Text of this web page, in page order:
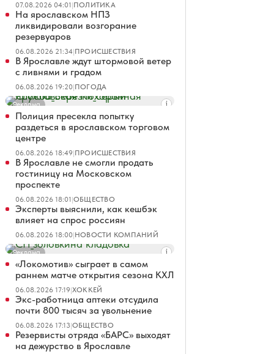
07.08.2026 04:01|ПОЛИТИКА
На ярославском НПЗ
ликвидировали возгорание
резервуаров
06.08.2026 21:34|ПРОИСШЕСТВИЯ
В Ярославле ждут штормовой ветер
с ливнями и градом
06.08.2026 19:20|ПОГОДА
Реклама
Полиция пресекла попытку
раздеться в ярославском торговом
центре
06.08.2026 18:49|ПРОИСШЕСТВИЯ
В Ярославле не смогли продать
гостиницу на Московском
проспекте
06.08.2026 18:01|ОБЩЕСТВО
Эксперты выяснили, как кешбэк
влияет на спрос россиян
06.08.2026 18:00|НОВОСТИ КОМПАНИЙ
Реклама
«Локомотив» сыграет в самом
раннем матче открытия сезона КХЛ
06.08.2026 17:19|ХОККЕЙ
Экс-работница аптеки отсудила
почти 800 тысяч за увольнение
06.08.2026 17:13|ОБЩЕСТВО
Резервисты отряда «БАРС» выходят
на дежурство в Ярославле